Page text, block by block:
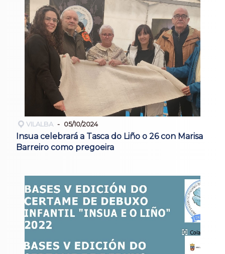
VILALBA 05/10/2024
Insua celebrará a Tasca do Liño o 26 con Marisa
Barreiro como pregoeira